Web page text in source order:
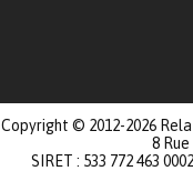
Copyright © 2012-2026
8
SIRET : 533 772 463